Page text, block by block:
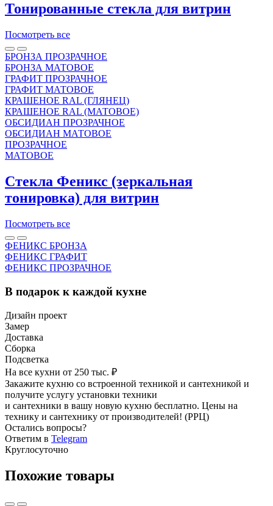
Тонированные стекла для витрин
Посмотреть все
БРОНЗА ПРОЗРАЧНОЕ
БРОНЗА МАТОВОЕ
ГРАФИТ ПРОЗРАЧНОЕ
ГРАФИТ МАТОВОЕ
КРАШЕНОЕ RAL (ГЛЯНЕЦ)
КРАШЕНОЕ RAL (МАТОВОЕ)
ОБСИДИАН ПРОЗРАЧНОЕ
ОБСИДИАН МАТОВОЕ
ПРОЗРАЧНОЕ
МАТОВОЕ
Стекла Феникс (зеркальная
тонировка) для витрин
Посмотреть все
ФЕНИКС БРОНЗА
ФЕНИКС ГРАФИТ
ФЕНИКС ПРОЗРАЧНОЕ
В подарок к каждой кухне
Дизайн проект
Замер
Доставка
Сборка
Подсветка
На все кухни от 250 тыс. ₽
Закажите кухню со встроенной техникой и сантехникой и
получите услугу установки техники
и сантехники в вашу новую кухню бесплатно. Цены на
технику и сантехнику от производителей! (РРЦ)
Остались вопросы?
Ответим в Telegram
Круглосуточно
Похожие товары